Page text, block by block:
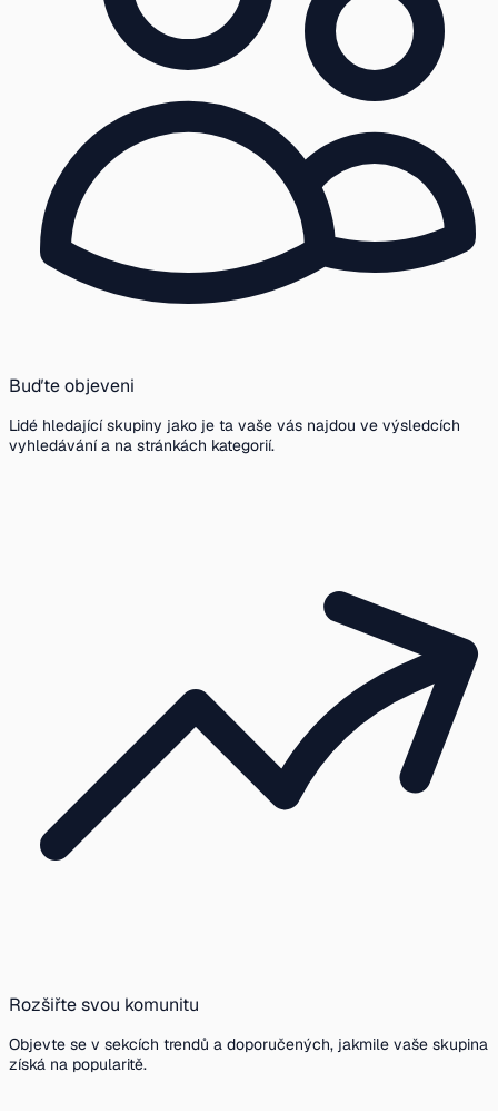
Buďte objeveni
Lidé hledající skupiny jako je ta vaše vás najdou ve výsledcích
vyhledávání a na stránkách kategorií.
Rozšiřte svou komunitu
Objevte se v sekcích trendů a doporučených, jakmile vaše skupina
získá na popularitě.